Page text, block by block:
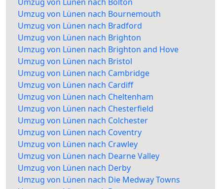
Umzug von Lünen nach Bournemouth
Umzug von Lünen nach Bradford
Umzug von Lünen nach Brighton
Umzug von Lünen nach Brighton and Hove
Umzug von Lünen nach Bristol
Umzug von Lünen nach Cambridge
Umzug von Lünen nach Cardiff
Umzug von Lünen nach Cheltenham
Umzug von Lünen nach Chesterfield
Umzug von Lünen nach Colchester
Umzug von Lünen nach Coventry
Umzug von Lünen nach Crawley
Umzug von Lünen nach Dearne Valley
Umzug von Lünen nach Derby
Umzug von Lünen nach Die Medway Towns